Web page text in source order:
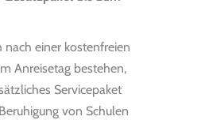
nach einer kostenfreien
Anreisetag bestehen,
Servicepaket
von Schulen